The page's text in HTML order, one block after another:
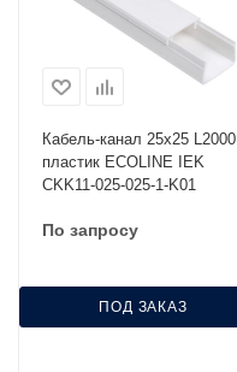
Кабель-канал 25х25 L2000
пластик ECOLINE IEK
CKK11-025-025-1-K01
По запросу
ПОД ЗАКАЗ